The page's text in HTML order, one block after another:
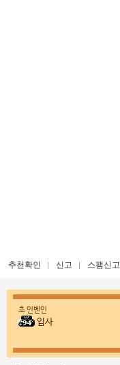
추천확인 신고 스팸신고
초 인벤인
입사